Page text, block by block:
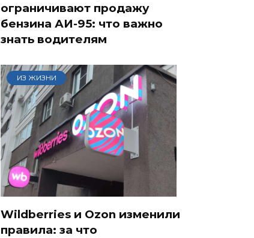
ограничивают продажу
бензина АИ-95: что важно
знать водителям
ИЗ ЖИЗНИ
Wildberries и Ozon изменили
правила: за что